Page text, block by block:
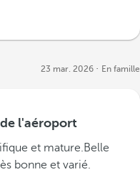
23 mar. 2026 En famille
l'aéroport
et mature.Belle
bonne et varié.